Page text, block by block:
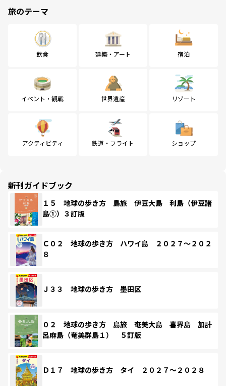
旅のテーマ
飲食 建築・アート 宿泊
イベント・観戦 世界遺産 リゾート
アクティビティ 鉄道・フライト ショップ
新刊ガイドブック
１５ 地球の歩き方 島旅 伊豆大島 利島（伊豆諸
島①）３訂版
Ｃ０２ 地球の歩き方 ハワイ島 ２０２７～２０２
８
Ｊ３３ 地球の歩き方 墨田区
０２ 地球の歩き方 島旅 奄美大島 喜界島 加計
呂麻島（奄美群島１） ５訂版
Ｄ１７ 地球の歩き方 タイ ２０２７～２０２８